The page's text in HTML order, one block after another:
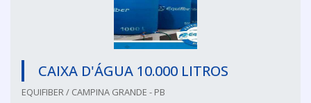
CAIXA D'ÁGUA 10.000 LITROS
EQUIFIBER / CAMPINA GRANDE - PB